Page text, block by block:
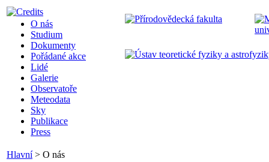
O nás
Studium
Dokumenty
Pořádané akce
Lidé
Galerie
Observatoře
Meteodata
Sky
Publikace
Press
Hlavní> O nás